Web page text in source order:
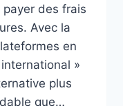
des frais
Avec la
en
»
plus
que…